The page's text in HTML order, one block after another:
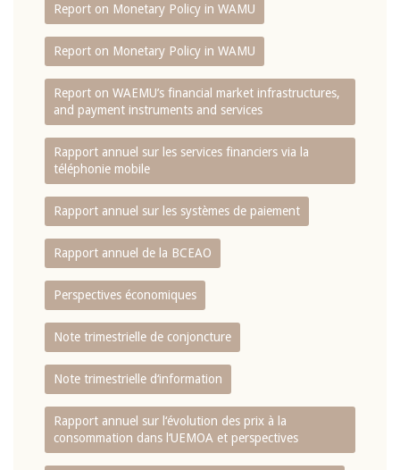
Report on Monetary Policy in WAMU
Report on Monetary Policy in WAMU
Report on WAEMU’s financial market infrastructures,
and payment instruments and services
Rapport annuel sur les services financiers via la
téléphonie mobile
Rapport annuel sur les systèmes de paiement
Rapport annuel de la BCEAO
Perspectives économiques
Note trimestrielle de conjoncture
Note trimestrielle d‘information
Rapport annuel sur l‘évolution des prix à la
consommation dans l‘UEMOA et perspectives